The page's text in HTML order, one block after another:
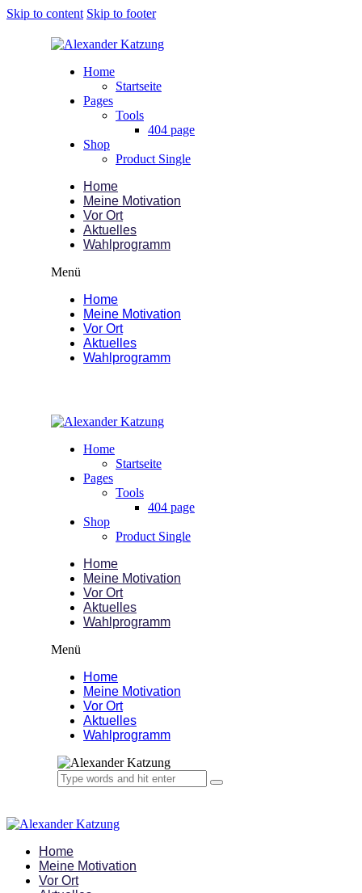
Skip to content Skip to footer
Home
Startseite
Pages
Tools
404 page
Shop
Product Single
Home
Meine Motivation
Vor Ort
Aktuelles
Wahlprogramm
Menü
Home
Meine Motivation
Vor Ort
Aktuelles
Wahlprogramm
Home
Startseite
Pages
Tools
404 page
Shop
Product Single
Home
Meine Motivation
Vor Ort
Aktuelles
Wahlprogramm
Menü
Home
Meine Motivation
Vor Ort
Aktuelles
Wahlprogramm
Home
Meine Motivation
Vor Ort